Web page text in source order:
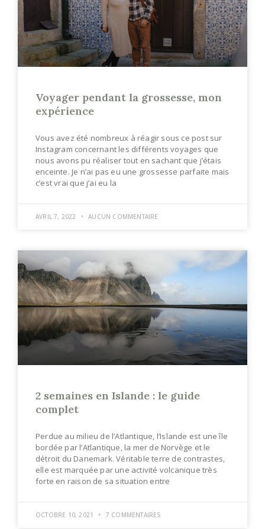
Voyager pendant la grossesse, mon
expérience
Vous avez été nombreux à réagir sous ce post sur
Instagram concernant les différents voyages que
nous avons pu réaliser tout en sachant que j’étais
enceinte. Je n’ai pas eu une grossesse parfaite mais
c’est vrai que j’ai eu la
AVRIL 7, 2022 AUCUN COMMENTAIRE
2 semaines en Islande : le guide
complet
Perdue au milieu de l’Atlantique, l’Islande est une île
bordée par l’Atlantique, la mer de Norvège et le
détroit du Danemark. Véritable terre de contrastes,
elle est marquée par une activité volcanique très
forte en raison de sa situation entre
OCTOBRE 10, 2021 7 COMMENTAIRES